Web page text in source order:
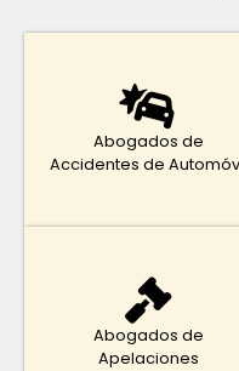
Abogados de
Accidentes de
Abogados de
Apelaciones